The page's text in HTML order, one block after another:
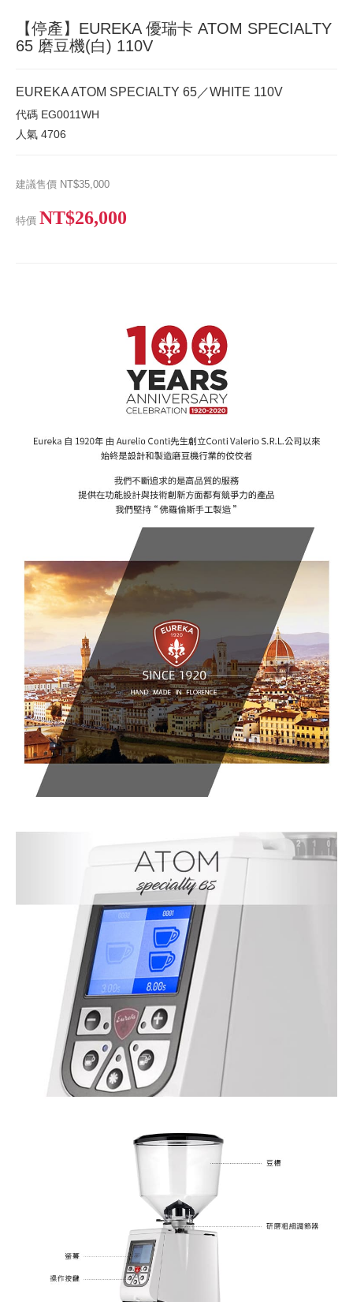
【停產】EUREKA 優瑞卡 ATOM SPECIALTY
65 磨豆機(白) 110V
EUREKA ATOM SPECIALTY 65／WHITE 110V
代碼 EG0011WH
人氣 4706
建議售價 NT$35,000
特價 NT$26,000